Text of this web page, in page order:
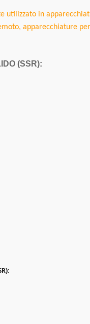
utilizzato in
apparecchiature
(SSR):